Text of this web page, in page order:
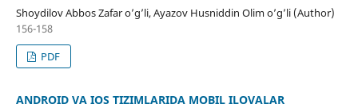
Shoydilov Abbos Zafar o’g’li, Ayazov Husniddin Olim o’g’li (Author)
156-158
PDF
ANDROID VA IOS TIZIMLARIDA MOBIL ILOVALAR